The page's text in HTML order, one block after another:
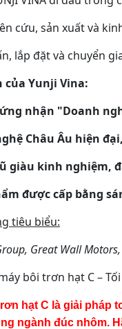
cứu, sản xuất và
lắp đặt và chuyển
của Yunji Vina:
nhận "Doanh
Châu Âu hiện
giàu kinh nghiệm,
được cấp bằng
tiêu biểu:
Great Wall
bôi trơn hạt C –
hạt C là giải pháp
ngành đúc nhôm.